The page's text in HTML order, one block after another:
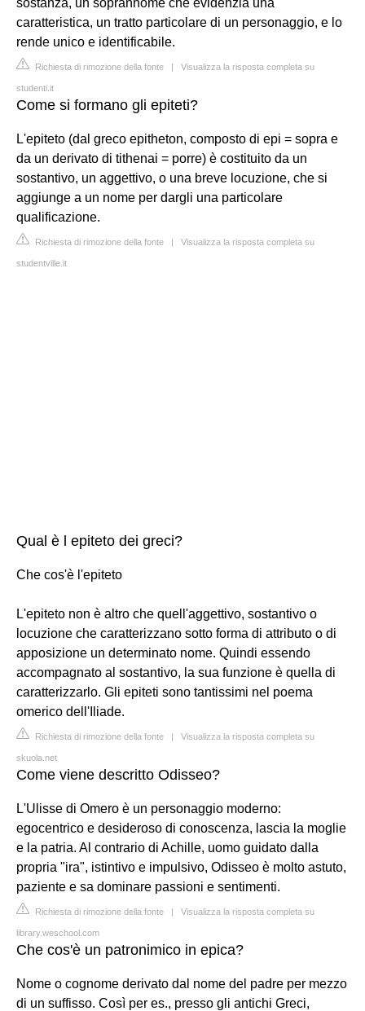
caratteristica, un tratto particolare di un personaggio, e lo
rende unico e identificabile.
Richiesta di rimozione della fonte | Visualizza la risposta completa su
studenti.it
Come si formano gli epiteti?
L'epiteto (dal greco epitheton, composto di epi = sopra e
da un derivato di tithenai = porre) è costituito da un
sostantivo, un aggettivo, o una breve locuzione, che si
aggiunge a un nome per dargli una particolare
qualificazione.
Richiesta di rimozione della fonte | Visualizza la risposta completa su
studentville.it
Qual è l epiteto dei greci?
Che cos'è l'epiteto
L'epiteto non è altro che quell'aggettivo, sostantivo o
locuzione che caratterizzano sotto forma di attributo o di
apposizione un determinato nome. Quindi essendo
accompagnato al sostantivo, la sua funzione è quella di
caratterizzarlo. Gli epiteti sono tantissimi nel poema
omerico dell'Iliade.
Richiesta di rimozione della fonte | Visualizza la risposta completa su
skuola.net
Come viene descritto Odisseo?
L'Ulisse di Omero è un personaggio moderno:
egocentrico e desideroso di conoscenza, lascia la moglie
e la patria. Al contrario di Achille, uomo guidato dalla
propria "ira", istintivo e impulsivo, Odisseo è molto astuto,
paziente e sa dominare passioni e sentimenti.
Richiesta di rimozione della fonte | Visualizza la risposta completa su
library.weschool.com
Che cos'è un patronimico in epica?
Nome o cognome derivato dal nome del padre per mezzo
di un suffisso. Così per es., presso gli antichi Greci,